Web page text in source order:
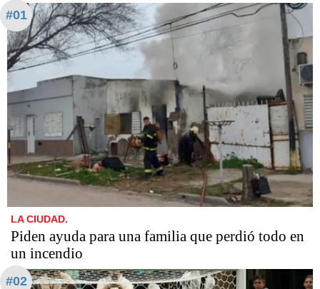
#01
LA CIUDAD.
Piden ayuda para una familia que perdió todo en
un incendio
#02